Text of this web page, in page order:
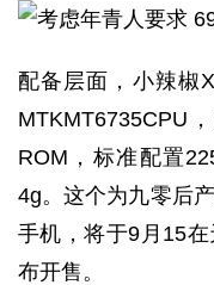
配备层面，小辣椒
MTKMT6735CPU
ROM，标准配置
4g。这个为九零后
手机，将于9月15
布开售。